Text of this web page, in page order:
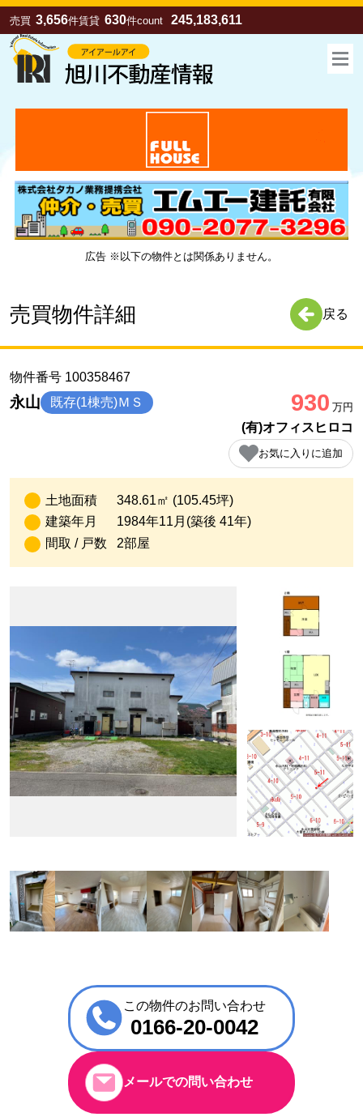
売買 3,656件賃貸 630件count 245,183,611
広告 ※以下の物件とは関係ありません。
売買物件詳細 戻る
物件番号 100358467
永山 既存(1棟売)ＭＳ 930 万円
(有)オフィスヒロコ
お気に入りに追加
土地面積
348.61㎡ (105.45坪)
建築年月
1984年11月(築後 41年)
間取 / 戸数
2部屋
この物件のお問い合わせ
0166-20-0042
メールでの問い合わせ